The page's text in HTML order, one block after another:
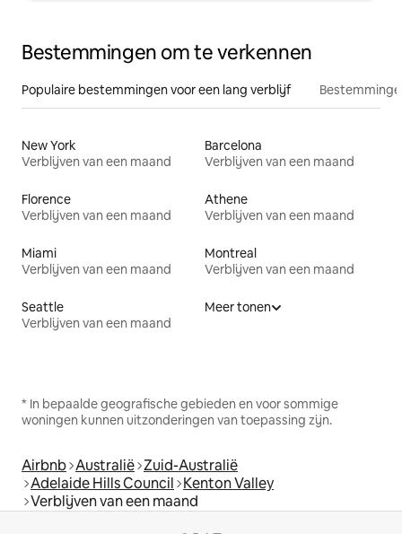
Bestemmingen om te verkennen
Populaire bestemmingen voor een lang verblijf
New York
Verblijven van een maand
Barcelona
Verblijven van een maand
Florence
Verblijven van een maand
Athene
Verblijven van een maand
Miami
Verblijven van een maand
Montreal
Verblijven van een maand
Seattle
Verblijven van een maand
Meer tonen
* In bepaalde geografische gebieden en voor sommige
woningen kunnen uitzonderingen van toepassing zijn.
Airbnb Australië Zuid-Australië
Adelaide Hills Council Kenton Valley
Verblijven van een maand